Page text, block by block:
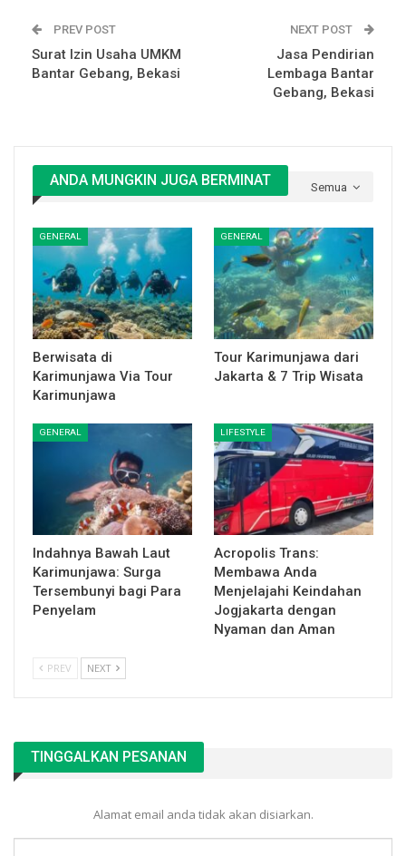
PREV POST
Surat Izin Usaha UMKM
Bantar Gebang, Bekasi
NEXT POST
Jasa Pendirian
Lembaga Bantar
Gebang, Bekasi
Semua
ANDA MUNGKIN JUGA BERMINAT
GENERAL
Berwisata di
Karimunjawa Via Tour
Karimunjawa
GENERAL
Tour Karimunjawa dari
Jakarta & 7 Trip Wisata
GENERAL
Indahnya Bawah Laut
Karimunjawa: Surga
Tersembunyi bagi Para
Penyelam
LIFESTYLE
Acropolis Trans:
Membawa Anda
Menjelajahi Keindahan
Jogjakarta dengan
Nyaman dan Aman
PREV NEXT
TINGGALKAN PESANAN
Alamat email anda tidak akan disiarkan.